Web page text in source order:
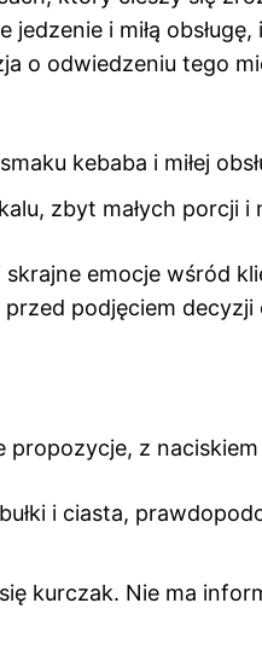
i miłą
o odwiedzeniu tego
kebaba i miłej
zbyt małych porcji i
emocje wśród
podjęciem decyzji
propozycje, z
i ciasta,
kurczak. Nie ma